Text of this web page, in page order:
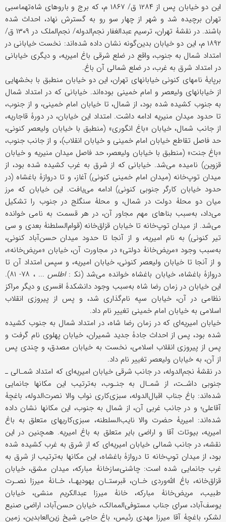
این دو خیابان پس از ۱۲۸۴ ق/ ۱۸۶۷ م، که برج و باروهای شاه‌تهماسبی
تهران برچیده شد و شهر از چهار سو رو به گسترش نهاد، احداث شده
باشند. در نقشۀ تهران، ترسیم عبدالغفار نجم‌الدوله/ نجم‌الملک در ۱۳۰۹ ق/
۱۸۹۲ م، این دو خیابان بدین‌گونه نشان داده شده‌اند: نخست خیابانی در
امتداد شمال به جنوب، واقع در ضلع شرقی باغ امیریه، و دیگری خیابانی
در امتداد شرق به غرب، در ضلع شمالی آن باغ.
برپایۀ نامهای کنونی خیابانهای تهران، این دو خیابان منطبق با بخشهایی
از خیابانهای ولیعصر و امام خمینی بوده‌اند. خیابانی که در امتداد شمال
به جنوب کشیده شده بود، از شمال، تا خیابان امام خمینی، و از جنوب،
تا حدود میدان منیریه ادامه داشت. امتداد این خیابان، در دورۀ قاجاریه،
از جانب شمال، خیابان «باغ انگوری» (منطبق با خیابان ولیعصر کنونی،
حد فاصل تقاطع خیابان امام خمینی و خیابان انقلاب)، و از جانب جنوب،
«باغ جنت» (منطبق با خیابان ولیعصر، حد فاصل میدان منیریه و خیابان
قزوین) نامیده می‌شد. خیابانی که از شرق به غرب کشیده شده بود، از
میدان توپ‌خانه (میدان امام خمینی کنونی) آغاز، و تا دروازۀ باغشاه (در
حدود خیابان کارگر جنوبی کنونی) ادامه می‌یافت. این خیابان که مرز
میان دو محلۀ دولت در شمال، و محلۀ سنگلج در جنوب را تشکیل
می‌داد، به‌سبب بناهای مهم مجاور آن، در هر قسمت به نامی خوانده
می‌شد. از میدان توپ‌خانه تا خیابان قزاق‌خانه (قوام‌السلطنۀ بعدی و سی
تیر کنونی) به نام امیریه، و از آنجا تا حدود میدان حسن‌آباد کنونی،
به‌سبب وجود «مریض‌خانۀ دولتی» در مجاورت آن، خیابان «مریض‌خانه»،
و از آنجا تا خیابان ولیعصر کنونی، خیابان امیریه، و سپس امتداد آن تا
دروازۀ باغشاه، خیابان باغشاه خوانده می‌شد (نک‍ :اطلس
... ، ۷۸- ۸۱).
این خیابان در زمان رضا شاه به‌سبب وجود دانشکدۀ افسری و دیگر مراکز
نظامی در آن، خیابان سپه نام‌گذاری شد، و پس از پیروزی انقلاب
اسلامی به خیابان امام خمینی تغییر نام داد.
خیابان امیریه‌ای که در زمان رضا شاه، در امتداد شمال به جنوب کشیده
شده بود، پس از احداث جادۀ جدید شمیران، خیابان پهلوی نام گرفت و
پس از پیروزی انقلاب اسلامی، نخست به خیابان مصدق، و چندی پس
از آن، به خیابان ولیعصر تغییر نام داد.
در نقشۀ نجم‌الدوله، در جانب شرقی خیابان امیریه‌ای که امتداد شمـالی ـ
جنوبی داشـت، از شمـال به جنـوب، به‌ترتیب این مکانها جانمایی
شده‌اند: باغ جناب اقبال‌الدوله، سبزی‌کاری نواب والا نصرت‌الدوله، باغچۀ
آقاعلی؛ و در جانب غربی آن، از شمال به جنوب، این مکانها نشان داده
شده‌اند: امیریۀ حضرت والا نایب‌السلطنه، سبزی‌کاریهای متعلق به باغ
امیریه، بیوتات آقا و اراضی بایر متعلق به باغ امیریه. همچنین در این
نقشه، در جانب شمالی خیابان امیریه‌ای که از شرق به غرب کشیده شده
بود، از میدان توپ‌خانه تا دروازۀ باغشاه، این مکانها به‌ترتیب از شرق به
غرب جانمایی شده است: چاشنی‌سازخانۀ مبارکه، میدان مشق، خیابان
قزاق‌خانه، باغ الله‌وردی خـان، قبرستـان یهودیهـا، خـانۀ میرزا نصـرت
طبیب، مریض‌خانۀ مبارکه، خانۀ میرزا عبدالکریم منشی، خیابان
یوسف‌آباد، سرای جناب مستوفی‌الممالک، خیابان حسن‌آباد، اراضی صنیع
لشکر، باغچۀ آقا میرزا مهدی رئیس، باغ حاجی شیخ زین‌العابدین، زمین